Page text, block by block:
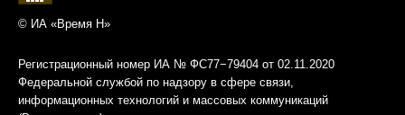
© ИА «Время Н»
Регистрационный номер ИА № ФС77−79404 от 02.11.2020
Федеральной службой по надзору в сфере связи,
информационных технологий и массовых коммуникаций